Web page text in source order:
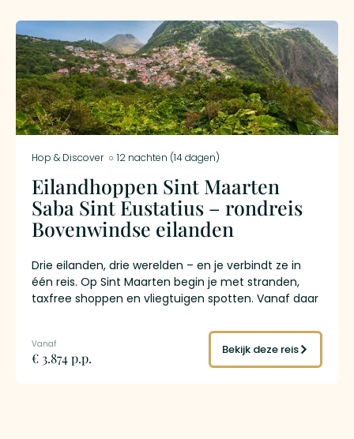
tussen de eilanden duurt twaalf minuten. Het
verschil in sfeer is groter dan de afstand doet
vermoeden.
Hop & Discover 12 nachten (14 dagen)
Eilandhoppen Sint Maarten
Saba Sint Eustatius – rondreis
Bovenwindse eilanden
Drie eilanden, drie werelden – en je verbindt ze in
één reis. Op Sint Maarten begin je met stranden,
taxfree shoppen en vliegtuigen spotten. Vanaf daar
de kortste commerciële landingsbaan ter wereld.
Witte dorpjes, tropisch regenwoud en een
beklimming van Mount Scenery – het hoogste punt
€ 3.874 p.p.
Bekijk deze reis